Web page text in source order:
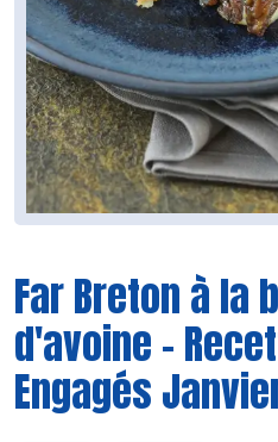
Far Breton à la
d'avoine -
Engagés